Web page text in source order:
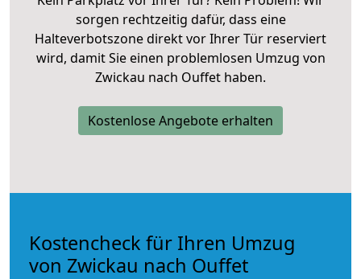
sorgen rechtzeitig dafür, dass eine
Halteverbotszone direkt vor Ihrer Tür reserviert
wird, damit Sie einen problemlosen Umzug von
Zwickau nach Ouffet haben.
Kostenlose Angebote erhalten
Kostencheck für Ihren Umzug
von Zwickau nach Ouffet